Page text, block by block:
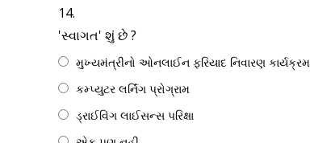
14.
'સ્વાગત' શું છે ?
મુખ્યમંત્રીનો ઓનલાઈન ફરિયાદ નિવારણ કાર્યક્રમ
કમ્પ્યુટર લર્નિંગ પ્રોગ્રામ
ડ્રાઈવિંગ લાઈસન્સ પરિક્ષા